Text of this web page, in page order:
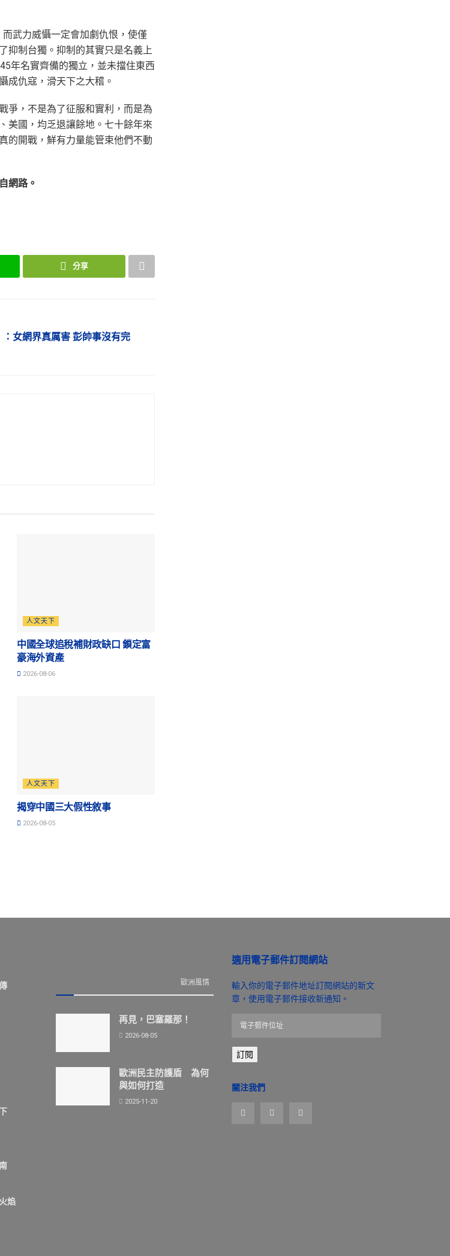
武力威懾一定會加劇仇恨，使僅
抑制台獨。抑制的其實只是名義上
年名實齊備的獨立，並未擋住東西
成仇寇，滑天下之大稽。
爭，不是為了征服和實利，而是為
美國，均乏退讓餘地。七十餘年來
的開戰，鮮有力量能管束他們不動
網路。
分享
：女網界真厲害 彭帥事沒有完
人文天下
中國全球追稅補財政缺口 鎖定富
豪海外資產
2026-08-06
人文天下
揭穿中國三大假性敘事
2026-08-05
焰
歐洲風情
再見，巴塞羅那！
2026-08-05
歐洲民主防護盾 為何
與如何打造
2025-11-20
適用電子郵件訂閱網站
輸入你的電子郵件地址訂閱網站的新文
章，使用電子郵件接收新通知。
郵
件
址
訂閱
關注我們